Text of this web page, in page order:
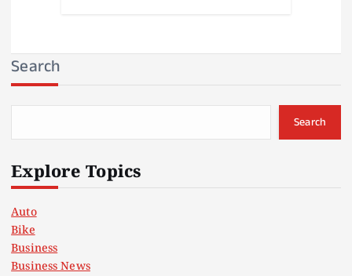
Search
Search
Explore Topics
Auto
Bike
Business
Business News